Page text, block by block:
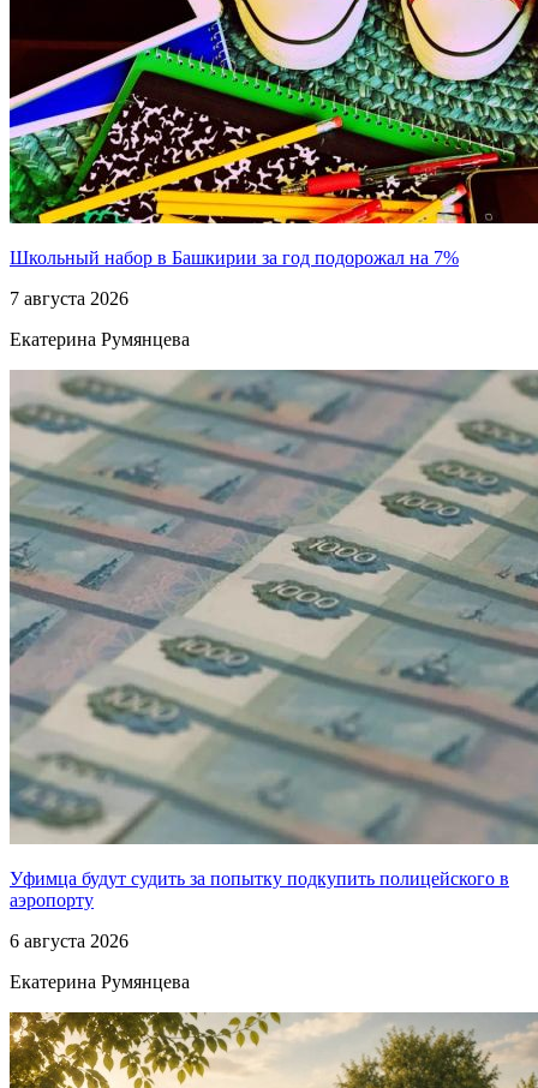
Школьный набор в Башкирии за год подорожал на 7%
7 августа 2026
Екатерина Румянцева
Уфимца будут судить за попытку подкупить полицейского в
аэропорту
6 августа 2026
Екатерина Румянцева